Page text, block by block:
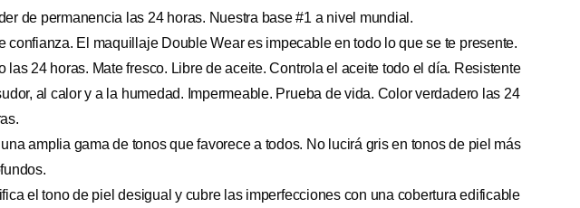
de permanencia las 24 horas. Nuestra base #1 a nivel mundial.
confianza. El maquillaje Double Wear es impecable en todo lo que se te presente.
las 24 horas. Mate fresco. Libre de aceite. Controla el aceite todo el día. Resistente
al calor y a la humedad. Impermeable. Prueba de vida. Color verdadero las 24
una amplia gama de tonos que favorece a todos. No lucirá gris en tonos de piel más
el tono de piel desigual y cubre las imperfecciones con una cobertura edificable